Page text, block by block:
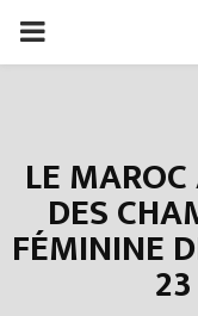
PRIMARY
LE
DES
FÉMININE